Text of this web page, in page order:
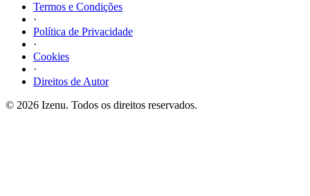
Termos e Condições
·
Política de Privacidade
·
Cookies
·
Direitos de Autor
© 2026 Izenu. Todos os direitos reservados.